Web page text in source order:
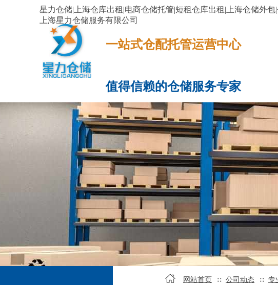
星力仓储|上海仓库出租|电商仓储托管|短租仓库出租|上海仓储外
上海星力仓储服务有限公司
一站式仓配托管运营中心​​​​​​​​​​​​​​​​​
值得信赖的仓储服务专家
服务项目 电商云仓
网站首页 ∷ 公司动态 ∷ 专